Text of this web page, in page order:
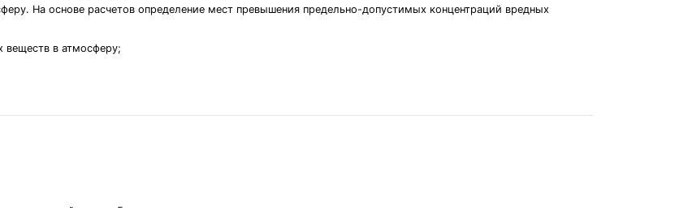
На основе расчетов определение мест превышения предельно-допустимых концентраций вредных
веществ в атмосферу;